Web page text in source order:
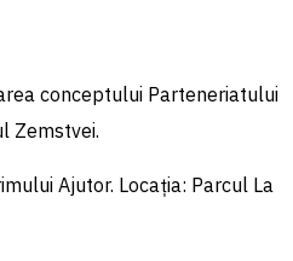
conceptului Parteneriatului
Zemstvei.
Ajutor. Locația: Parcul La